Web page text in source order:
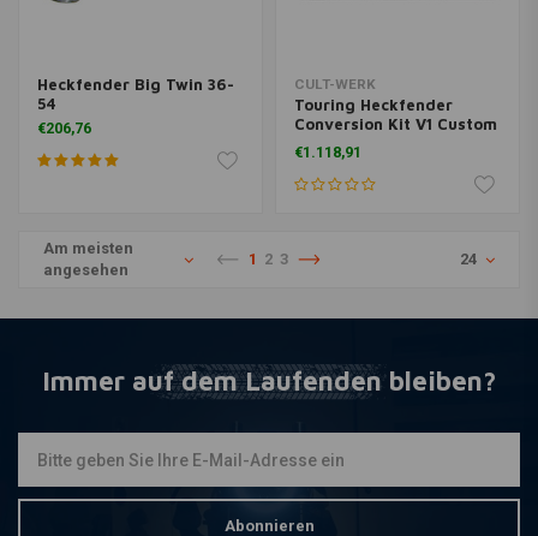
Heckfender Big Twin 36-
54
€206,76
CULT-WERK
Touring Heckfender
Conversion Kit V1 Custom
(Farbe Wählen)
€1.118,91
Am meisten
angesehen
1 2 3 24
Immer auf dem Laufenden bleiben?
Abonnieren